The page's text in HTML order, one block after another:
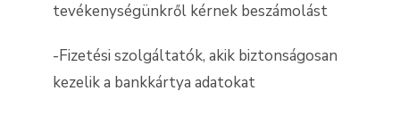
tevékenységünkről kérnek beszámolást
-Fizetési szolgáltatók, akik biztonságosan
kezelik a bankkártya adatokat